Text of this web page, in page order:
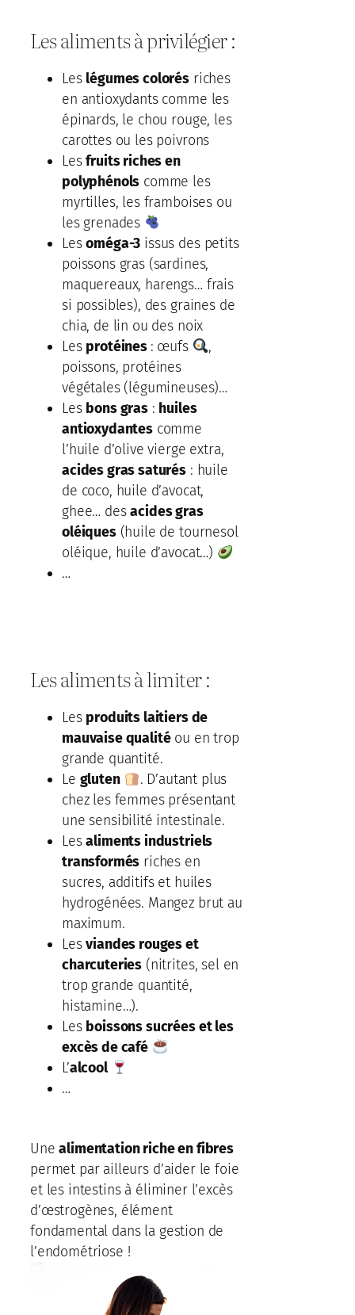
Les aliments à privilégier :
Les légumes colorés riches
en antioxydants comme les
épinards, le chou rouge, les
carottes ou les poivrons
Lesfruits riches en
polyphénols comme les
myrtilles, les framboises ou
les grenades
Lesoméga-3 issus des petits
poissons gras (sardines,
maquereaux, harengs… frais
si possibles), des graines de
chia, de lin ou des noix
Les protéines : œufs
,
poissons, protéines
végétales (légumineuses)…
Les bons gras: huiles
antioxydantescomme
l’huile d’olive vierge extra,
acides gras saturés : huile
de coco, huile d’avocat,
ghee… desacides gras
oléiques(huile de tournesol
oléique, huile d’avocat…)
…
Les aliments à limiter :
Les produits laitiers de
mauvaise qualitéou en trop
grande quantité.
Le gluten
. D’autant plus
chez les femmes présentant
une sensibilité intestinale.
Lesaliments industriels
transformés riches en
sucres, additifs et huiles
hydrogénées. Mangez brut au
maximum.
Lesviandes rouges et
charcuteries (nitrites, sel en
trop grande quantité,
histamine…).
Les boissons sucrées et les
excès de café
L’alcool
…
Unealimentation riche en fibres
permet par ailleurs d’aider le foie
et les intestins à éliminer l’excès
d’œstrogènes, élément
fondamental dans la gestion de
l’endométriose !